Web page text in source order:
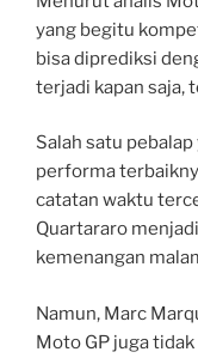
yang begitu
bisa diprediksi
terjadi kapan saja,
Salah satu
performa
catatan waktu
Quartararo
kemenangan
Namun, Marc
Moto GP juga